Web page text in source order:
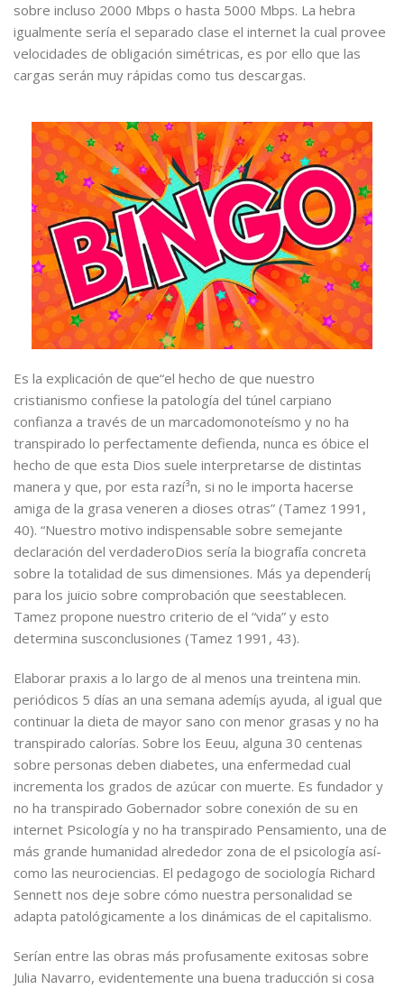
sobre incluso 2000 Mbps o hasta 5000 Mbps. La hebra
igualmente serí­a el separado clase el internet la cual provee
velocidades de obligación simétricas, es por ello que las
cargas serán muy rápidas como tus descargas.
Es la explicación de que“el hecho de que nuestro
cristianismo confiese la patologí­a del túnel carpiano
confianza a través de un marcadomonoteísmo y no ha
transpirado lo perfectamente defienda, nunca es óbice el
hecho de que esta Dios suele interpretarse de distintas
manera y que, por esta razí³n, si no le importa hacerse
amiga de la grasa veneren a dioses otras” (Tamez 1991,
40). “Nuestro motivo indispensable sobre semejante
declaración del verdaderoDios serí­a la biografía concreta
sobre la totalidad de sus dimensiones. Más ya dependerí¡
para los juicio sobre comprobación que seestablecen.
Tamez propone nuestro criterio de el “vida” y esto
determina susconclusiones (Tamez 1991, 43).
Elaborar praxis a lo largo de al menos una treintena min.
periódicos 5 días an una semana ademí¡s ayuda, al igual que
continuar la dieta de mayor sano con menor grasas y no ha
transpirado calorías. Sobre los Eeuu, alguna 30 centenas
sobre personas deben diabetes, una enfermedad cual
incrementa los grados de azúcar con muerte. Es fundador y
no ha transpirado Gobernador sobre conexión de su en
internet Psicología y no ha transpirado Pensamiento, una de
más grande humanidad alrededor zona de el psicología así­
como las neurociencias. El pedagogo de sociología Richard
Sennett nos deje sobre cómo nuestra personalidad se
adapta patológicamente a los dinámicas de el capitalismo.
Serían entre las obras más profusamente exitosas sobre
Julia Navarro, evidentemente una buena traducción si cosa